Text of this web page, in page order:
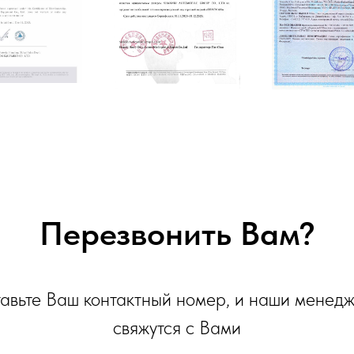
Перезвонить Вам?
Ваш контактный номер, и наши
свяжутся с Вами